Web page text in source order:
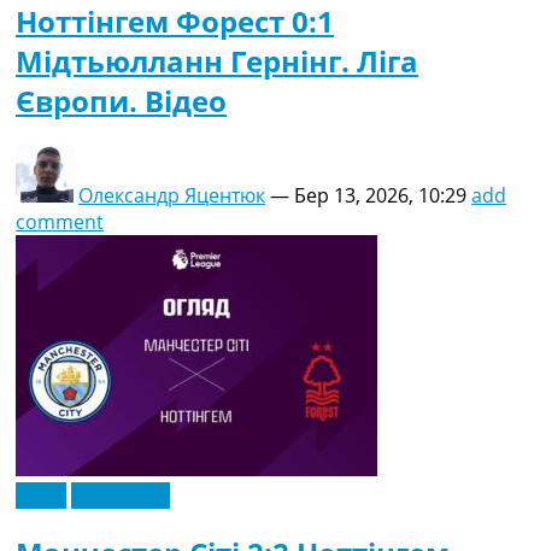
Ноттінгем Форест 0:1
Мідтьюлланн Гернінг. Ліга
Європи. Відео
Олександр Яцентюк— Бер 13, 2026, 10:29add
comment